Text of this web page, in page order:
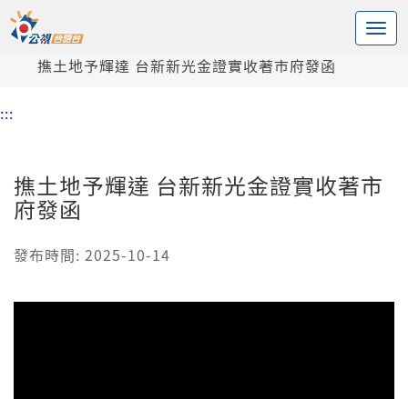
中央內容區塊
頭頁
撨土地予輝達 台新新光金證實收著市府發函
:::
撨土地予輝達 台新新光金證實收著市
府發函
發布時間: 2025-10-14